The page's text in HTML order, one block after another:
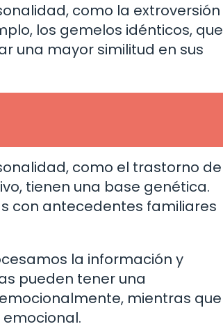
como la extroversión
los gemelos idénticos, que
una mayor similitud en sus
como el trastorno de
tienen una base genética.
con antecedentes familiares
la información y
pueden tener una
mientras que